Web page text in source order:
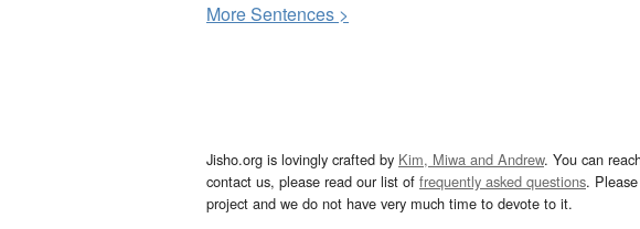
MoreSentences >
Jisho.org is lovingly crafted by Kim, Miwa and Andrew. You can
contact us, please read our list of frequently asked questions.
project and we do not have very much time to devote to it.